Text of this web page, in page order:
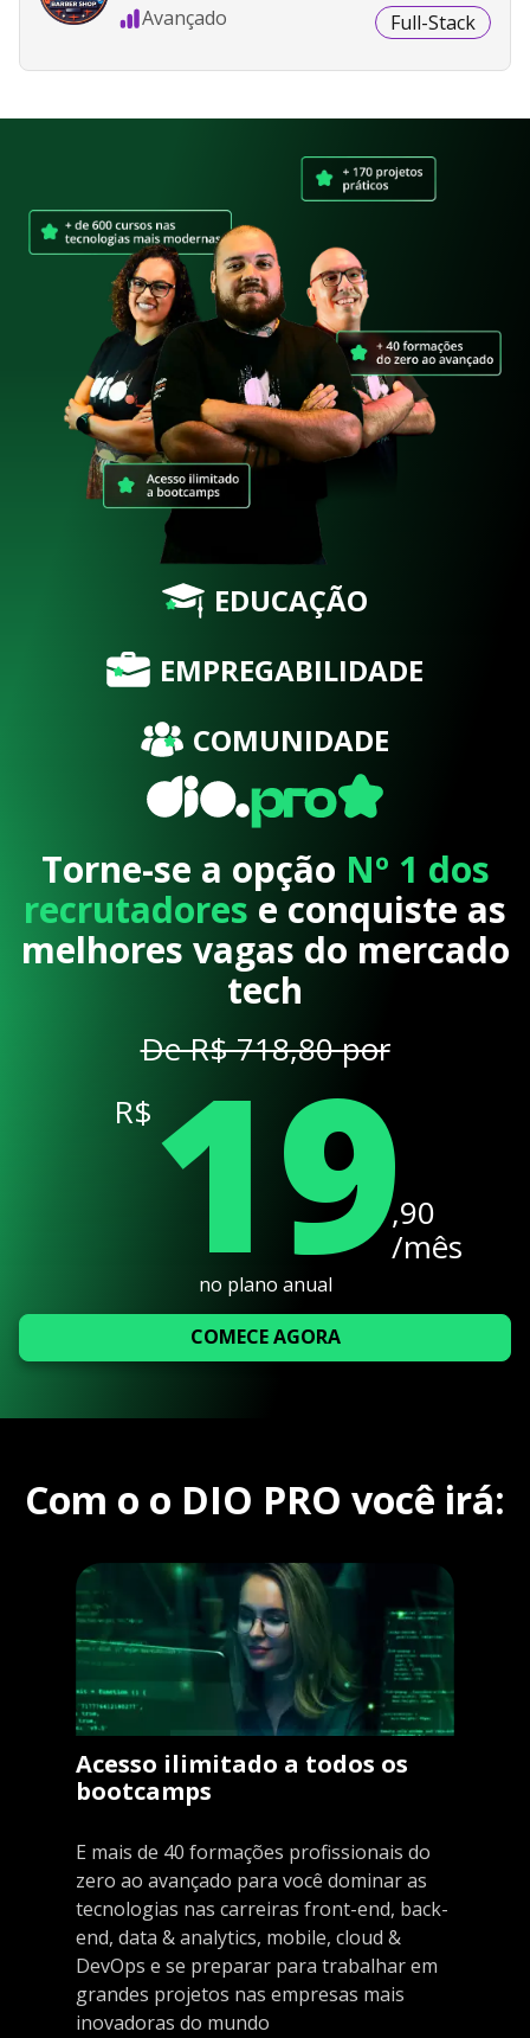
Avançado
Full-Stack
EDUCAÇÃO
EMPREGABILIDADE
COMUNIDADE
Torne-se a opção Nº 1 dos
recrutadores e conquiste as
melhores vagas do mercado
tech
De R$ 718,80 por
R$ 19,90
/mês
no plano anual
COMECE AGORA
Com o o DIO PRO você irá:
Acesso ilimitado a todos os
bootcamps
E mais de 40 formações profissionais do
zero ao avançado para você dominar as
tecnologias nas carreiras front-end, back-
end, data & analytics, mobile, cloud &
DevOps e se preparar para trabalhar em
grandes projetos nas empresas mais
inovadoras do mundo